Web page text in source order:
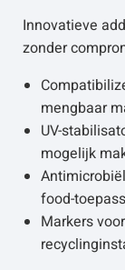
Innovatieve
zonder
mengbaar
UV-
mogelijk
food-
Markers